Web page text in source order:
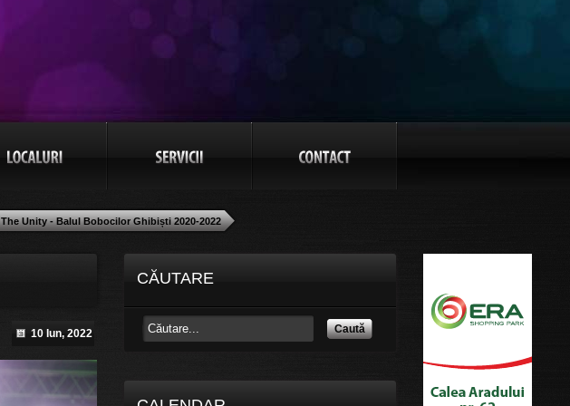
The Unity - Balul Bobocilor Ghibiști 2020-2022
10 Iun, 2022
CĂUTARE
Caută